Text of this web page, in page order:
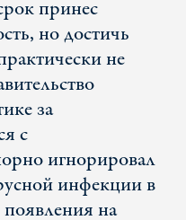
принес
но достичь
не
за
с
игнорировал
инфекции в
появления на